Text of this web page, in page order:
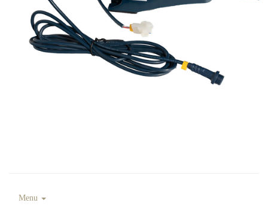
Menu